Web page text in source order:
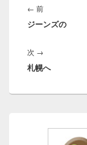
稿
ナ
ゲ
ー
シ
← 前前
の
ジーンズの
次 →
の
稿:
札幌へ